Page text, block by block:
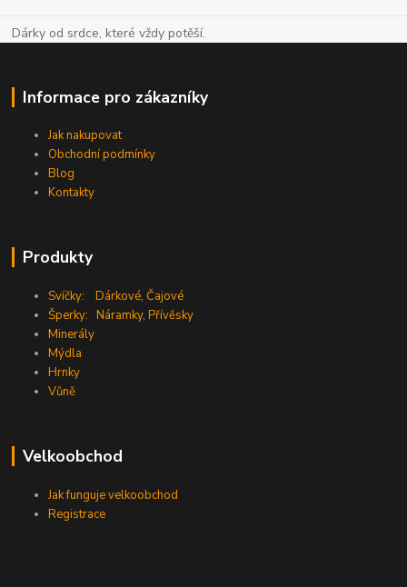
Dárky od srdce, které vždy potěší.
Informace pro zákazníky
Jak nakupovat
Obchodní podmínky
Blog
Kontakty
Produkty
Svíčky: Dárkové,Čajové
Šperky: Náramky,Přívěsky
Minerály
Mýdla
Hrnky
Vůně
Velkoobchod
Jak funguje velkoobchod
Registrace